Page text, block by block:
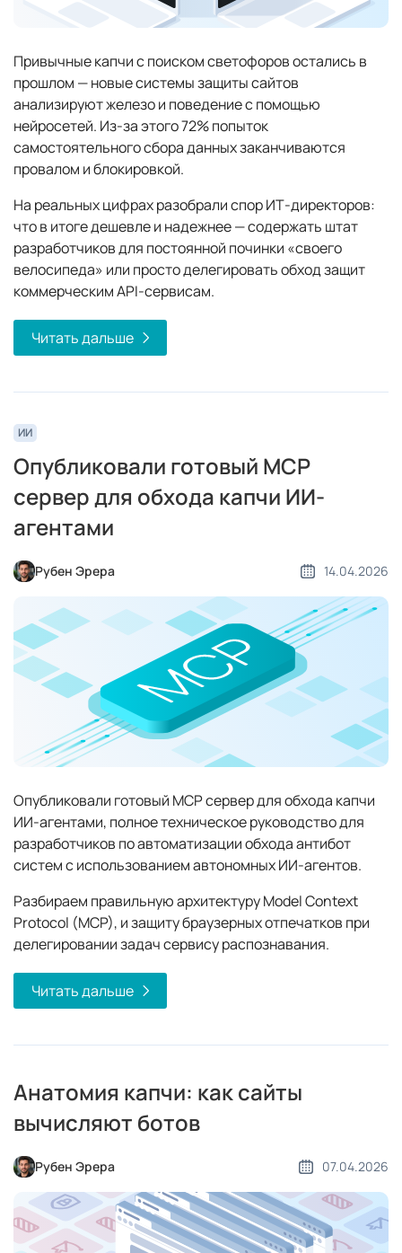
Привычные капчи с поиском светофоров остались в
прошлом — новые системы защиты сайтов
анализируют железо и поведение с помощью
нейросетей. Из-за этого 72% попыток
самостоятельного сбора данных заканчиваются
провалом и блокировкой.
На реальных цифрах разобрали спор ИТ-директоров:
что в итоге дешевле и надежнее — содержать штат
разработчиков для постоянной починки «своего
велосипеда» или просто делегировать обход защит
коммерческим API-сервисам.
Читать дальше
ИИ
Опубликовали готовый MCP
сервер для обхода капчи ИИ-
агентами
Рубен Эрера 14.04.2026
Опубликовали готовый MCP сервер для обхода капчи
ИИ-агентами, полное техническое руководство для
разработчиков по автоматизации обхода антибот
систем с использованием автономных ИИ-агентов.
Разбираем правильную архитектуру Model Context
Protocol (MCP), и защиту браузерных отпечатков при
делегировании задач сервису распознавания.
Читать дальше
Анатомия капчи: как сайты
вычисляют ботов
Рубен Эрера 07.04.2026